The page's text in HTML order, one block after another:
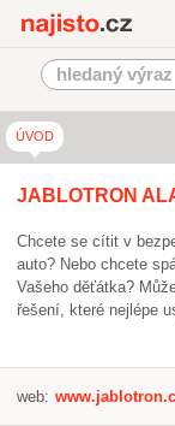
ÚVOD
JABLOTRON
Chcete se cítit v
auto? Nebo chcete
Vašeho děťátka?
řešení, které nejlépe
web: